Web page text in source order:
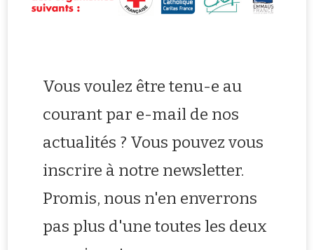
Vous voulez être tenu-e au
courant par e-mail de nos
actualités ? Vous pouvez vous
inscrire à notre newsletter.
Promis, nous n'en enverrons
pas plus d'une toutes les deux